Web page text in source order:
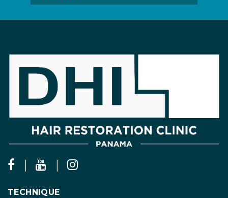
TECHNIQUE